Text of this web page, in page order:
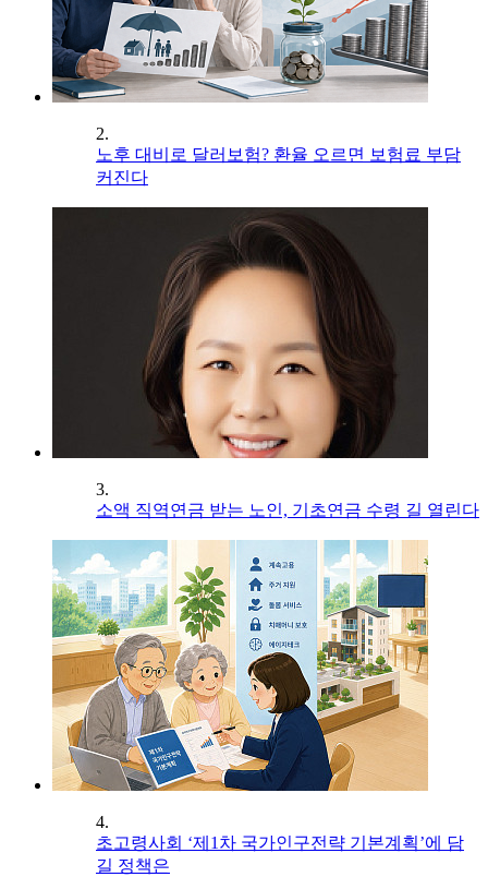
2.
노후 대비로 달러보험? 환율 오르면 보험료 부담
커진다
3.
소액 직역연금 받는 노인, 기초연금 수령 길 열린다
4.
초고령사회 ‘제1차 국가인구전략 기본계획’에 담
길 정책은